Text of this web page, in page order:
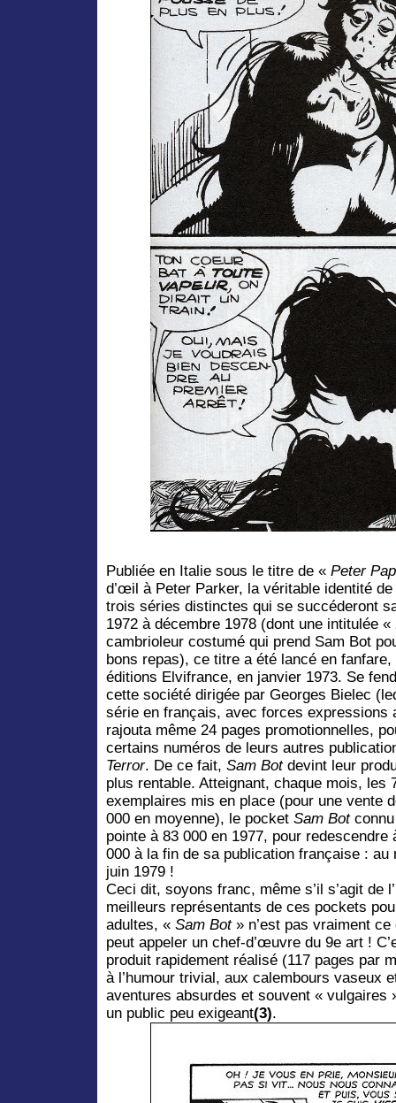
Publiée en Italie sous le titre de « Peter
d’œil à Peter Parker, la véritable identité
trois séries distinctes qui se succéderont
1972 à décembre 1978 (dont une intitulée «
cambrioleur costumé qui prend Sam Bot
bons repas), ce titre a été lancé en
éditions Elvifrance, en janvier 1973. Se
cette société dirigée par Georges Bielec
série en français, avec forces expressions
rajouta même 24 pages promotionnelles,
certains numéros de leurs autres
Terror. De ce fait, Sam Botdevint leur
plus rentable. Atteignant, chaque mois, les
exemplaires mis en place (pour une vente
000 en moyenne), le pocket Sam Botconnu
pointe à 83 000 en 1977, pour redescendre
000 à la fin de sa publication française : au
juin 1979 !
Ceci dit, soyons franc, même s’il s’agit de
meilleurs représentants de ces pockets
adultes, « Sam Bot» n’est pas vraiment ce
peut appeler un chef-d’œuvre du 9e art !
produit rapidement réalisé (117 pages par
à l’humour trivial, aux calembours vaseux
aventures absurdes et souvent « vulgaires
un public peu exigeant(3).